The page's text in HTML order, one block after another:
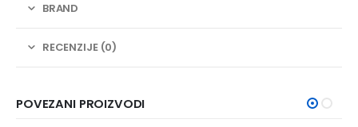
BRAND
RECENZIJE (0)
POVEZANI PROIZVODI